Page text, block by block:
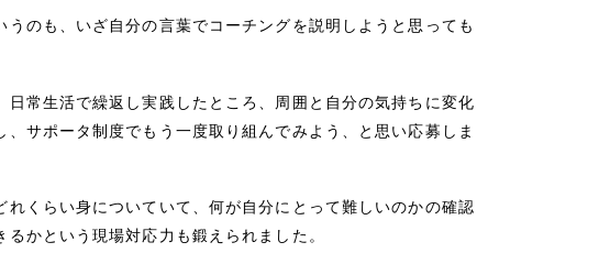
のも、いざ自分の言葉でコーチングを説明しようと思っても
常生活で繰返し実践したところ、周囲と自分の気持ちに変化
サポータ制度でもう一度取り組んでみよう、と思い応募しま
くらい身についていて、何が自分にとって難しいのかの確認
かという現場対応力も鍛えられました。